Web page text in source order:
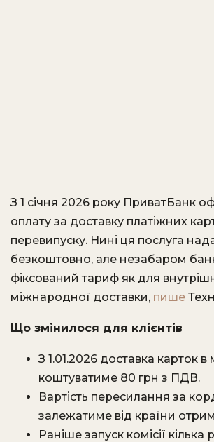
З 1 січня 2026 року ПриватБанк
оплату за доставку платіжних
перевипуску. Нині ця послуга
безкоштовно, але незабаром
фіксований тариф як для
міжнародної доставки, пише
Що змінилося для клієнтів
З 1.01.2026 доставка карток
коштуватиме 80 грн з ПДВ.
Вартість пересилання за
залежатиме від країни
Раніше запуск комісії кілька